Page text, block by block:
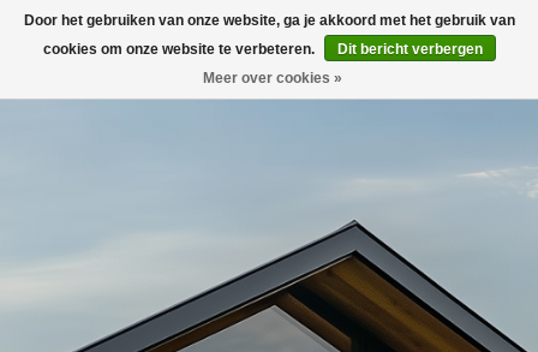
0
Door het gebruiken van onze website, ga je akkoord met het gebruik van
cookies om onze website te verbeteren.
Dit bericht verbergen
Meer over cookies »